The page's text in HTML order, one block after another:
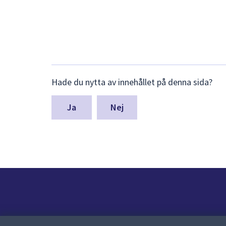
synpunkter
för
denna
Hade du nytta av innehållet på denna sida?
Nej